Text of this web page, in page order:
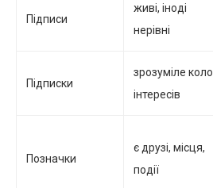
Підписи
живі, іноді
нерівні
Підписки
зрозуміле коло
інтересів
Позначки
є друзі, місця,
події